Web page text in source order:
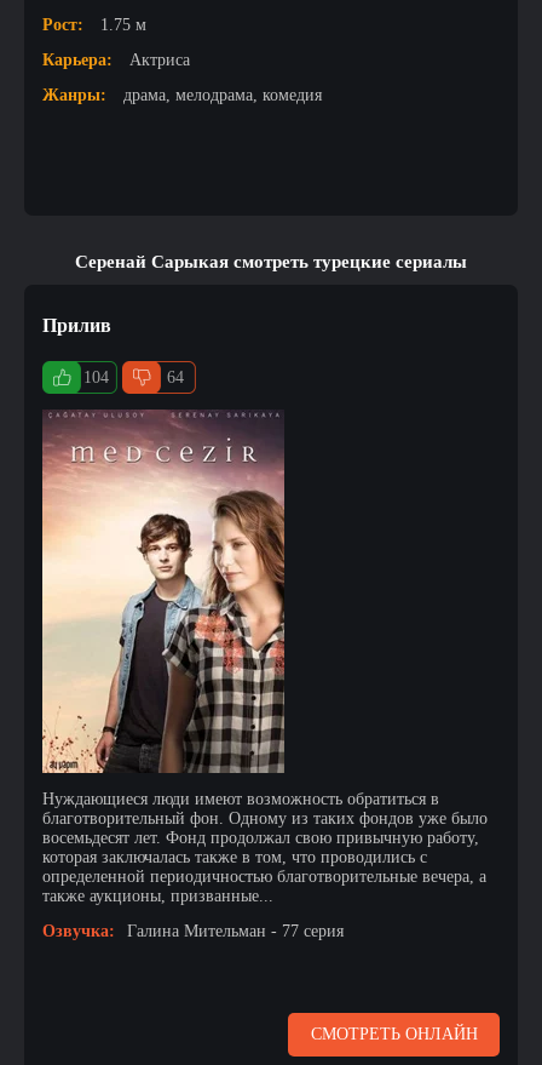
Рост:
1.75 м
Карьера:
Актриса
Жанры:
драма, мелодрама, комедия
Серенай Сарыкая смотреть турецкие сериалы
Прилив
104 64
Нуждающиеся люди имеют возможность обратиться в
благотворительный фон. Одному из таких фондов уже было
восемьдесят лет. Фонд продолжал свою привычную работу,
которая заключалась также в том, что проводились с
определенной периодичностью благотворительные вечера, а
также аукционы, призванные...
Озвучка:
Галина Мительман - 77 серия
СМОТРЕТЬ ОНЛАЙН